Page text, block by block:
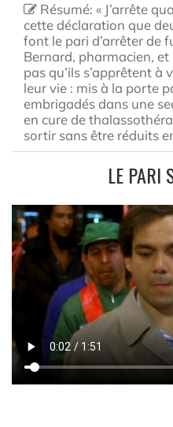
Résumé: « J’arrête
cette déclaration que
font le pari d’arrêter de
Bernard, pharmacien,
pas qu’ils s’apprêtent à
leur vie : mis à la porte
embrigadés dans une
en cure de
sortir sans être réduits
LE PARI